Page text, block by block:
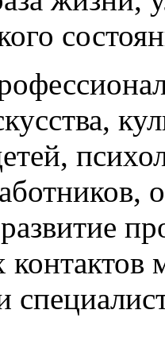
контактов